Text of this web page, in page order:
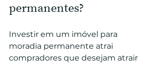
permanentes?
Investir em um imóvel para
moradia permanente atrai
compradores que desejam atrair